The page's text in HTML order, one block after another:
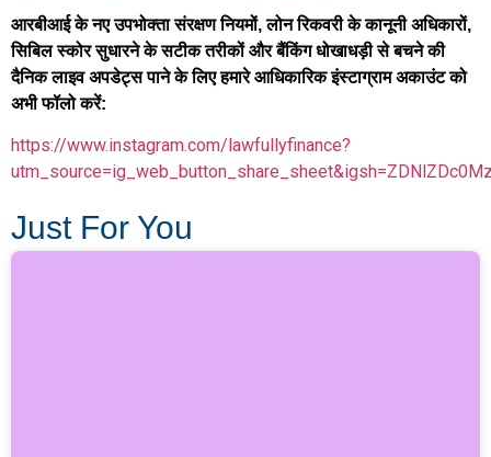
आरबीआई के नए उपभोक्ता संरक्षण नियमों, लोन रिकवरी के कानूनी अधिकारों,
सिबिल स्कोर सुधारने के सटीक तरीकों और बैंकिंग धोखाधड़ी से बचने की
दैनिक लाइव अपडेट्स पाने के लिए हमारे आधिकारिक इंस्टाग्राम अकाउंट को
अभी फॉलो करें:
https://www.instagram.com/lawfullyfinance?
Just For You